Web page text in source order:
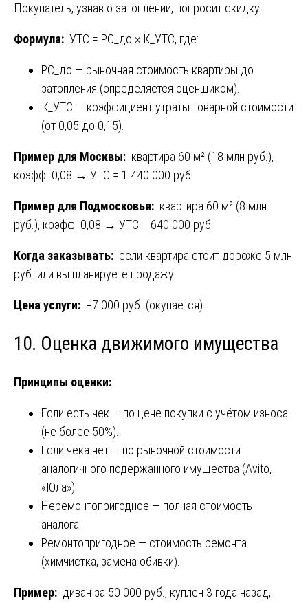
Покупатель, узнав о затоплении, попросит скидку.
Формула: УТС = РС_до × К_УТС, где:
РС_до — рыночная стоимость квартиры до
затопления (определяется оценщиком).
К_УТС — коэффициент утраты товарной стоимости
(от 0,05 до 0,15).
Пример для Москвы: квартира 60 м² (18 млн руб.),
коэфф. 0,08 → УТС = 1 440 000 руб.
Пример для Подмосковья: квартира 60 м² (8 млн
руб.), коэфф. 0,08 → УТС = 640 000 руб.
Когда заказывать: если квартира стоит дороже 5 млн
руб. или вы планируете продажу.
Цена услуги: +7 000 руб. (окупается).
10. Оценка движимого имущества
Принципы оценки:
Если есть чек — по цене покупки с учётом износа
(не более 50%).
Если чека нет — по рыночной стоимости
аналогичного подержанного имущества (Avito,
«Юла»).
Неремонтопригодное — полная стоимость
аналога.
Ремонтопригодное — стоимость ремонта
(химчистка, замена обивки).
Пример: диван за 50 000 руб., куплен 3 года назад,